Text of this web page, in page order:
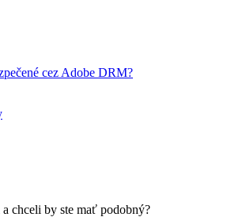
cez Adobe DRM?
chceli by ste mať podobný?